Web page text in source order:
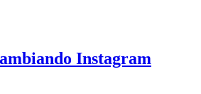
Instagram